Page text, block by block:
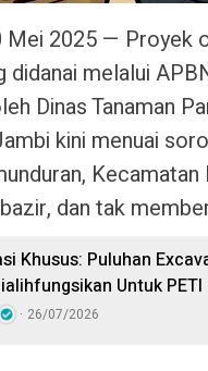
Mei 2025 — Proyek
didanai melalui
Dinas Tanaman
kini menuai
dan tak
Khusus: Puluhan
Untuk
26/07/2026